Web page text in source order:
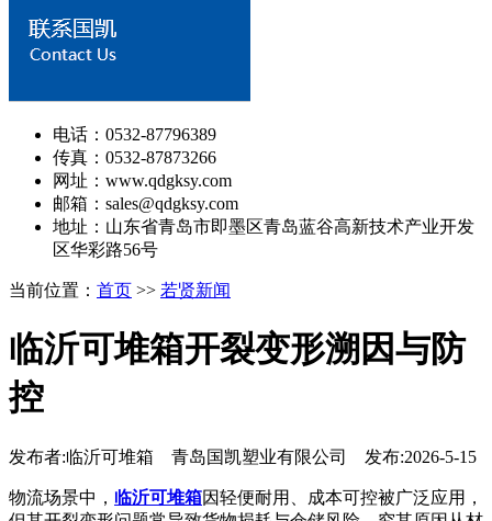
电话：0532-87796389
传真：0532-87873266
网址：www.qdgksy.com
邮箱：sales@qdgksy.com
地址：山东省青岛市即墨区青岛蓝谷高新技术产业开发
区华彩路56号
当前位置： 首页 >> 若贤新闻
临沂可堆箱开裂变形溯因与防
控
发布者:临沂可堆箱 青岛国凯塑业有限公司 发布:2026-5-15
物流场景中， 临沂可堆箱因轻便耐用、成本可控被广泛应用，